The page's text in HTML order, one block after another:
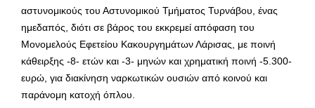
αστυνομικούς του Αστυνομικού Τμήματος Τυρνάβου, ένας
ημεδαπός, διότι σε βάρος του εκκρεμεί απόφαση του
Μονομελούς Εφετείου Κακουργημάτων Λάρισας, με ποινή
κάθειρξης -8- ετών και -3- μηνών και χρηματική ποινή -5.300-
ευρώ, για διακίνηση ναρκωτικών ουσιών από κοινού και
παράνομη κατοχή όπλου.